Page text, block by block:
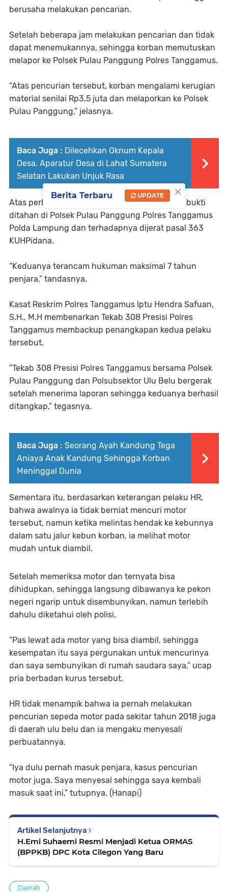
berusaha melakukan pencarian.
Setelah beberapa jam melakukan pencarian dan tidak
dapat menemukannya, sehingga korban memutuskan
melapor ke Polsek Pulau Panggung Polres Tanggamus.
“Atas pencurian tersebut, korban mengalami kerugian
material senilai Rp3,5 juta dan melaporkan ke Polsek
Pulau Panggung,” jelasnya.
Baca Juga : Dilecehkan Oknum Kepala
Desa, Aparatur Desa di Lahat Sumatera
Selatan Lakukan Unjuk Rasa
Atas perbuatannya, kedua pelaku dan barang bukti
ditahan di Polsek Pulau Panggung Polres Tanggamus
Polda Lampung dan terhadapnya dijerat pasal 363
KUHPidana.
“Keduanya terancam hukuman maksimal 7 tahun
penjara,” tandasnya.
Kasat Reskrim Polres Tanggamus Iptu Hendra Safuan,
S.H., M.H membenarkan Tekab 308 Presisi Polres
Tanggamus membackup penangkapan kedua pelaku
tersebut.
“Tekab 308 Presisi Polres Tanggamus bersama Polsek
Pulau Panggung dan Polsubsektor Ulu Belu bergerak
setelah menerima laporan sehingga keduanya berhasil
ditangkap,” tegasnya.
Baca Juga : Seorang Ayah Kandung Tega
Aniaya Anak Kandung Sehingga Korban
Meninggal Dunia
Sementara itu, berdasarkan keterangan pelaku HR,
bahwa awalnya ia tidak berniat mencuri motor
tersebut, namun ketika melintas hendak ke kebunnya
dalam satu jalur kebun korban, ia melihat motor
mudah untuk diambil.
Setelah memeriksa motor dan ternyata bisa
dihidupkan, sehingga langsung dibawanya ke pekon
negeri ngarip untuk disembunyikan, namun terlebih
dahulu diketahui oleh polisi.
“Pas lewat ada motor yang bisa diambil, sehingga
kesempatan itu saya pergunakan untuk mencurinya
dan saya sembunyikan di rumah saudara saya,” ucap
pria berbadan kurus tersebut.
HR tidak menampik bahwa ia pernah melakukan
pencurian sepeda motor pada sekitar tahun 2018 juga
di daerah ulu belu dan ia mengaku menyesali
perbuatannya.
“Iya dulu pernah masuk penjara, kasus pencurian
motor juga. Saya menyesal sehingga saya kembali
masuk saat ini,” tutupnya. (Hanapi)
Artikel Selanjutnya
H.Emi Suhaemi Resmi Menjadi Ketua ORMAS
(BPPKB) DPC Kota Cilegon Yang Baru
Daerah
×
Berita Terbaru UPDATE